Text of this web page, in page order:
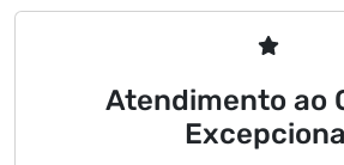
Atendimento ao